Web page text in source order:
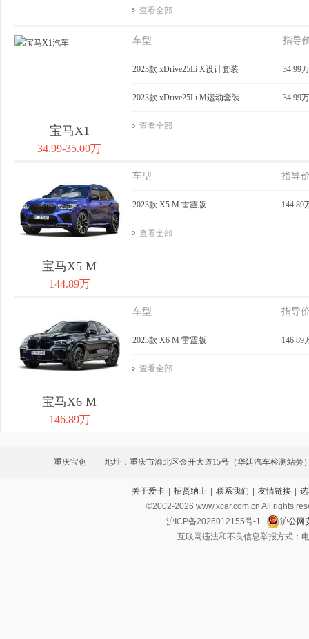
查看全部
宝马X1
34.99-35.00万
车型 指导
2023款 xDrive25Li X设计套装 34.99万
2023款 xDrive25Li M运动套装 34.99万
查看全部
宝马X5 M
144.89万
车型 指导
2023款 X5 M 雷霆版 144.89
查看全部
宝马X6 M
146.89万
车型 指导
2023款 X6 M 雷霆版 146.89
查看全部
重庆宝创 地址：重庆市渝北区金开大道15号（华廷汽车检测站旁
关于爱卡 招贤纳士 联系我们 友情链接
©2002-2026 www.xcar.com.cn All rights
沪ICP备2026012155号-1
沪公网
互联网违法和不良信息举报方式：